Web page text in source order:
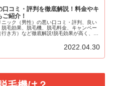
口コミ・評判を徹底解説！料金やキ
紹介！
ニック（男性）の悪い口コミ・評判、良い
脱毛効果、脱毛機、脱毛料金、キャンペー
き方）など徹底解説!脱毛効果が高く、サ
2022.04.30